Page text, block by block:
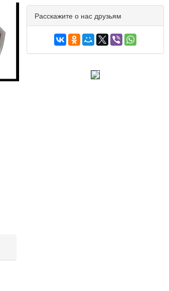
Расскажите о нас друзьям